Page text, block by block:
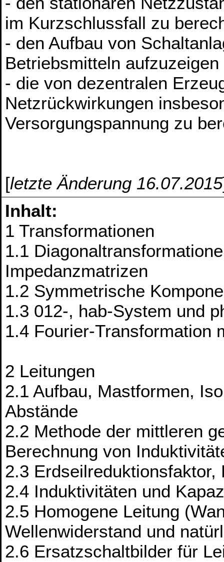
im Kurzschlussfall zu
- den Aufbau von
Betriebsmitteln aufzuzeigen
- die von dezentralen
Netzrückwirkungen
Versorgungspannung zu
[letzte Änderung 16.07.2015
Inhalt:
1 Transformationen
1.1
Impedanzmatrizen
1.2 Symmetrische
1.3 012-, hab-System und
1.4 Fourier-Transformation
2 Leitungen
2.1 Aufbau, Mastformen,
Abstände
2.2 Methode der mittleren
Berechnung von
2.3 Erdseilreduktionsfaktor,
2.4 Induktivitäten und
2.5 Homogene Leitung
Wellenwiderstand und
2.6 Ersatzschaltbilder für